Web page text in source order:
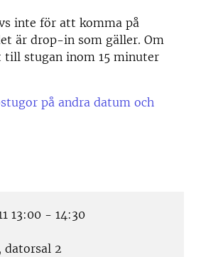
inte för att komma på
är drop-in som gäller. Om
till stugan inom 15 minuter
på andra datum och
13:00 - 14:30
datorsal 2